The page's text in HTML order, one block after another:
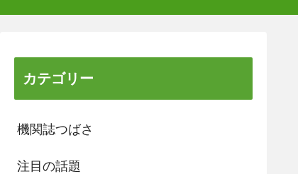
カテゴリー
機関誌つばさ
注目の話題